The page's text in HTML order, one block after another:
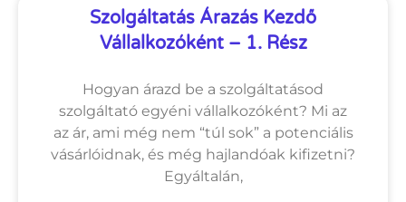
Szolgáltatás Árazás Kezdő
Vállalkozóként – 1. Rész
Hogyan árazd be a szolgáltatásod
szolgáltató egyéni vállalkozóként? Mi az
az ár, ami még nem “túl sok” a potenciális
vásárlóidnak, és még hajlandóak kifizetni?
Egyáltalán,